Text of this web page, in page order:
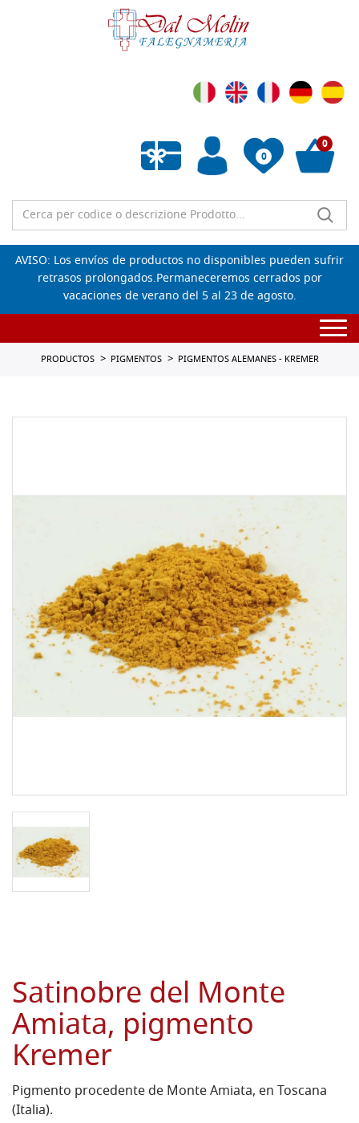
0
Lista de deseos vacía
0
AVISO: Los envíos de productos no disponibles pueden sufrir
retrasos prolongados.Permaneceremos cerrados por
vacaciones de verano del 5 al 23 de agosto.
PRODUCTOS PIGMENTOS PIGMENTOS ALEMANES - KREMER
Satinobre del Monte
Amiata, pigmento
Kremer
Pigmento procedente de Monte Amiata, en Toscana
(Italia).